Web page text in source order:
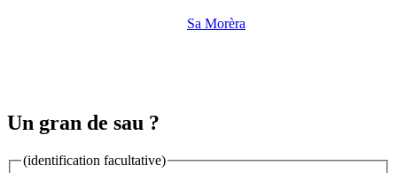
Sa Morèra
Un gran de sau ?
(identification facultative)